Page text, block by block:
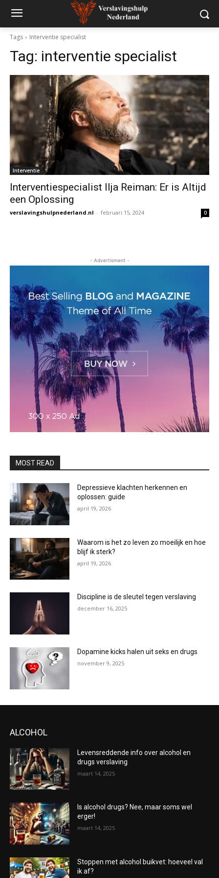
Tags Interventie specialist
Tag: interventie specialist
Interventie
Interventiespecialist Ilja Reiman: Er is Altijd
een Oplossing
verslavingshulpnederland.nl - februari 15, 2024 0
- Advertisment -
MOST READ
Depressieve klachten herkennen en
oplossen: guide
april 19, 2026
Waarom is het zo leven zo moeilijk en hoe
blijf ik sterk?
april 19, 2026
Discipline is de sleutel tegen verslaving
december 16, 2025
Dopamine kicks halen uit seks en drugs
november 9, 2025
ALCOHOL
Levensreddende info over alcohol en
drugs verslaving
maart 14, 2025
Is alcohol drugs? Nee, maar soms wel
erger!
maart 14, 2025
Stoppen met alcohol buikvet: hoeveel val
ik af?